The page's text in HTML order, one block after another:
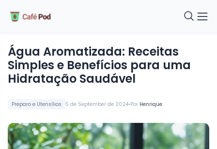
Preparo e Utensílios 5 de September de 2024•Por Henrique
Água Aromatizada: Receitas
Simples e Benefícios para uma
Hidratação Saudável